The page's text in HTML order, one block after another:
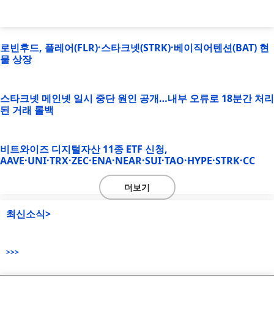
로빈후드, 플레어(FLR)·스타크넷(STRK)·베이직어텐션(BAT) 현
물 상장
스타크넷 메인넷 일시 중단 원인 공개…내부 오류로 18분간 처리
된 거래 롤백
비트와이즈 디지털자산 11종 ETF 신청,
AAVE·UNI·TRX·ZEC·ENA·NEAR·SUI·TAO·HYPE·STRK·CC
더보기
최신소식>
>>>